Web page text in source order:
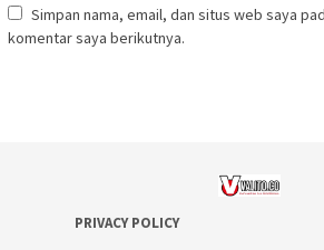
Simpan nama, email, dan situs web saya
komentar saya berikutnya.
PRIVACY POLICY